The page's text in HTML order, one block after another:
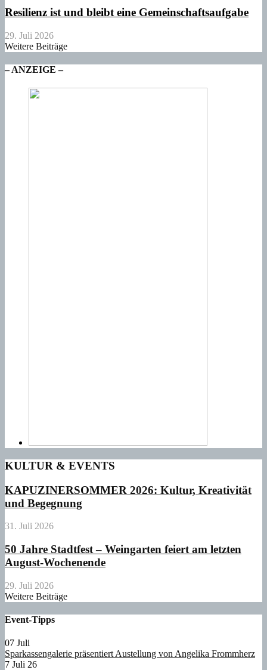
Resilienz ist und bleibt eine Gemeinschaftsaufgabe
29. Juli 2026
Weitere Beiträge
– ANZEIGE –
KULTUR & EVENTS
KAPUZINERSOMMER 2026: Kultur, Kreativität
und Begegnung
31. Juli 2026
50 Jahre Stadtfest – Weingarten feiert am letzten
August-Wochenende
29. Juli 2026
Weitere Beiträge
Event-Tipps
07 Juli
Sparkassengalerie präsentiert Austellung von Angelika Frommherz
7 Juli 26